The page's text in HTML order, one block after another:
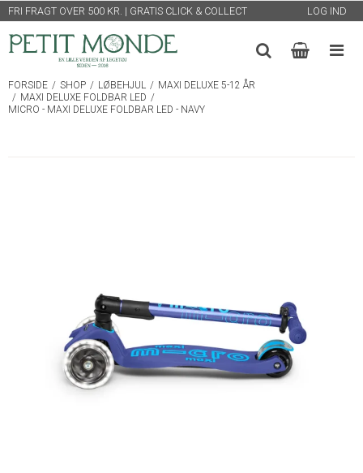
FRI FRAGT OVER 500 KR. | GRATIS CLICK & COLLECT LOG IND
FORSIDE / SHOP / LØBEHJUL / MAXI DELUXE 5-12 ÅR
/ MAXI DELUXE FOLDBAR LED /
MICRO - MAXI DELUXE FOLDBAR LED - NAVY